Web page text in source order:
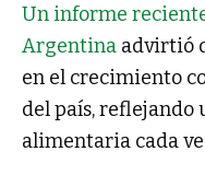
Un informe
Argentina advirtió
en el crecimiento
del país, reflejando
alimentaria cada